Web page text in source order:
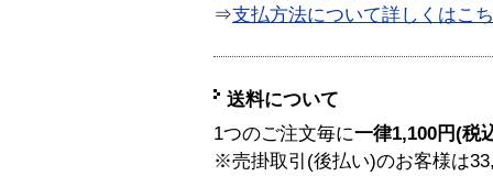
⇒支払方法について詳しくはこ
送料について
1つのご注文毎に一律1,100円(税
※売掛取引(後払い)のお客様は